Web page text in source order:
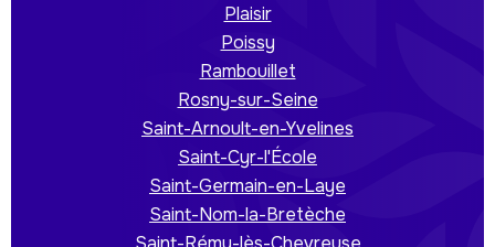
Plaisir
Poissy
Rambouillet
Rosny-sur-Seine
Saint-Arnoult-en-Yvelines
Saint-Cyr-l'École
Saint-Germain-en-Laye
Saint-Nom-la-Bretèche